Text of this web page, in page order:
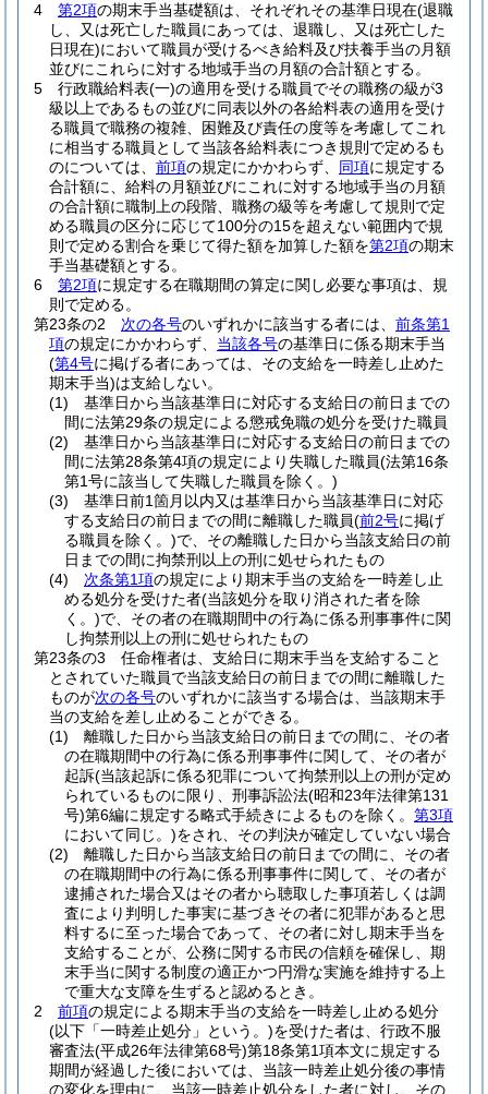
4
第2項の期末手当基礎額は、それぞれその基準日現在(退職
し、又は死亡した職員にあっては、退職し、又は死亡した
日現在)において職員が受けるべき給料及び扶養手当の月額
並びにこれらに対する地域手当の月額の合計額とする。
5
行政職給料表(一)の適用を受ける職員でその職務の級が3
級以上であるもの並びに同表以外の各給料表の適用を受け
る職員で職務の複雑、困難及び責任の度等を考慮してこれ
に相当する職員として当該各給料表につき規則で定めるも
のについては、 前項の規定にかかわらず、 同項に規定する
合計額に、給料の月額並びにこれに対する地域手当の月額
の合計額に職制上の段階、職務の級等を考慮して規則で定
める職員の区分に応じて100分の15を超えない範囲内で規
則で定める割合を乗じて得た額を加算した額を第2項の期末
手当基礎額とする。
6
第2項に規定する在職期間の算定に関し必要な事項は、規
則で定める。
第23条の2
次の各号のいずれかに該当する者には、 前条第1
項の規定にかかわらず、 当該各号の基準日に係る期末手当
(第4号に掲げる者にあっては、その支給を一時差し止めた
期末手当)は支給しない。
(1)
基準日から当該基準日に対応する支給日の前日までの
間に法第29条の規定による懲戒免職の処分を受けた職員
(2)
基準日から当該基準日に対応する支給日の前日までの
間に法第28条第4項の規定により失職した職員(法第16条
第1号に該当して失職した職員を除く。)
(3)
基準日前1箇月以内又は基準日から当該基準日に対応
する支給日の前日までの間に離職した職員(前2号に掲げ
る職員を除く。)で、その離職した日から当該支給日の前
日までの間に拘禁刑以上の刑に処せられたもの
(4)
次条第1項の規定により期末手当の支給を一時差し止
める処分を受けた者(当該処分を取り消された者を除
く。)で、その者の在職期間中の行為に係る刑事事件に関
し拘禁刑以上の刑に処せられたもの
第23条の3
任命権者は、支給日に期末手当を支給すること
とされていた職員で当該支給日の前日までの間に離職した
ものが次の各号のいずれかに該当する場合は、当該期末手
当の支給を差し止めることができる。
(1)
離職した日から当該支給日の前日までの間に、その者
の在職期間中の行為に係る刑事事件に関して、その者が
起訴(当該起訴に係る犯罪について拘禁刑以上の刑が定め
られているものに限り、刑事訴訟法(昭和23年法律第131
号)第6編に規定する略式手続きによるものを除く。 第3項
において同じ。)をされ、その判決が確定していない場合
(2)
離職した日から当該支給日の前日までの間に、その者
の在職期間中の行為に係る刑事事件に関して、その者が
逮捕された場合又はその者から聴取した事項若しくは調
査により判明した事実に基づきその者に犯罪があると思
料するに至った場合であって、その者に対し期末手当を
支給することが、公務に関する市民の信頼を確保し、期
末手当に関する制度の適正かつ円滑な実施を維持する上
で重大な支障を生ずると認めるとき。
2
前項の規定による期末手当の支給を一時差し止める処分
(以下「一時差止処分」という。)を受けた者は、行政不服
審査法(平成26年法律第68号)第18条第1項本文に規定する
期間が経過した後においては、当該一時差止処分後の事情
の変化を理由に、当該一時差止処分をした者に対し、その